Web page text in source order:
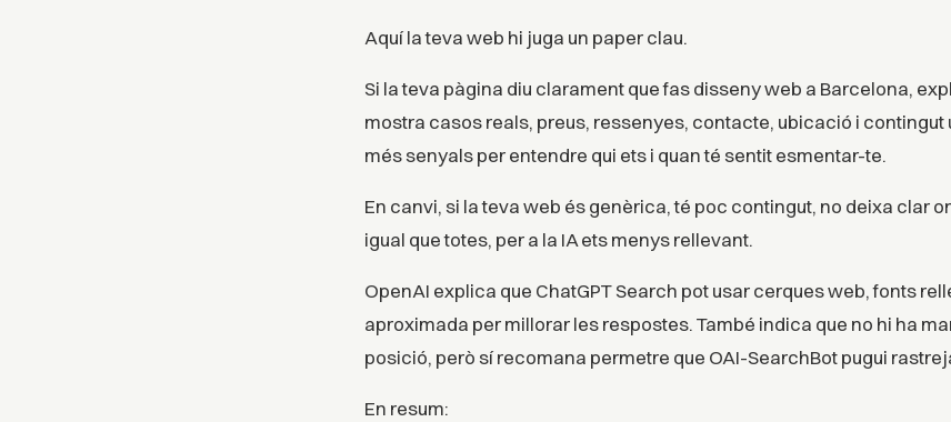
Aquí la teva web hi juga un paper clau.
Si la teva pàgina diu clarament que fas disseny web a Barcelona,
mostra casos reals, preus, ressenyes, contacte, ubicació i contingut
més senyals per entendre qui ets i quan té sentit esmentar-te.
En canvi, si la teva web és genèrica, té poc contingut, no deixa clar
igual que totes, per a la IA ets menys rellevant.
OpenAI explica que ChatGPT Search pot usar cerques web, fonts
aproximada per millorar les respostes. També indica que no hi ha
posició, però sí recomana permetre que OAI-SearchBot pugui
En resum: